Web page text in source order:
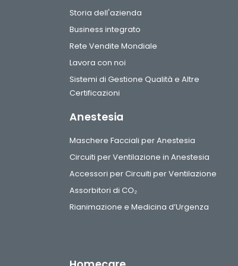
Storia dell'azienda
Business integrato
Rete Vendite Mondiale
Lavora con noi
Sistemi di Gestione Qualità e Altre
Certificazioni
Anestesia
Maschere Facciali per Anestesia
Circuiti per Ventilazione in Anestesia
Accessori per Circuiti per Ventilazione
Assorbitori di CO₂
Rianimazione e Medicina d’Urgenza